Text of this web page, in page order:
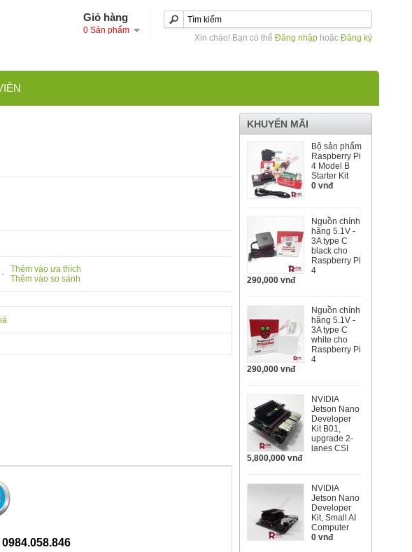
Giỏ hàng
0 Sản phẩm
Xin chào! Bạn có thể Đăng nhập hoặc Đăng ký
KHUYẾN MÃI
Bộ sản phẩm
Raspberry Pi
4 Model B
Starter Kit
0 vnđ
Nguồn chính
hãng 5.1V -
3A type C
black cho
Raspberry Pi
4
290,000 vnđ
Nguồn chính
hãng 5.1V -
3A type C
white cho
Raspberry Pi
4
290,000 vnđ
NVIDIA
Jetson Nano
Developer
Kit B01,
upgrade 2-
lanes CSI
5,800,000 vnđ
NVIDIA
Jetson Nano
Developer
Kit, Small AI
Computer
0 vnđ
- Thêm vào ưa thích
Thêm vào so sánh
0984.058.846